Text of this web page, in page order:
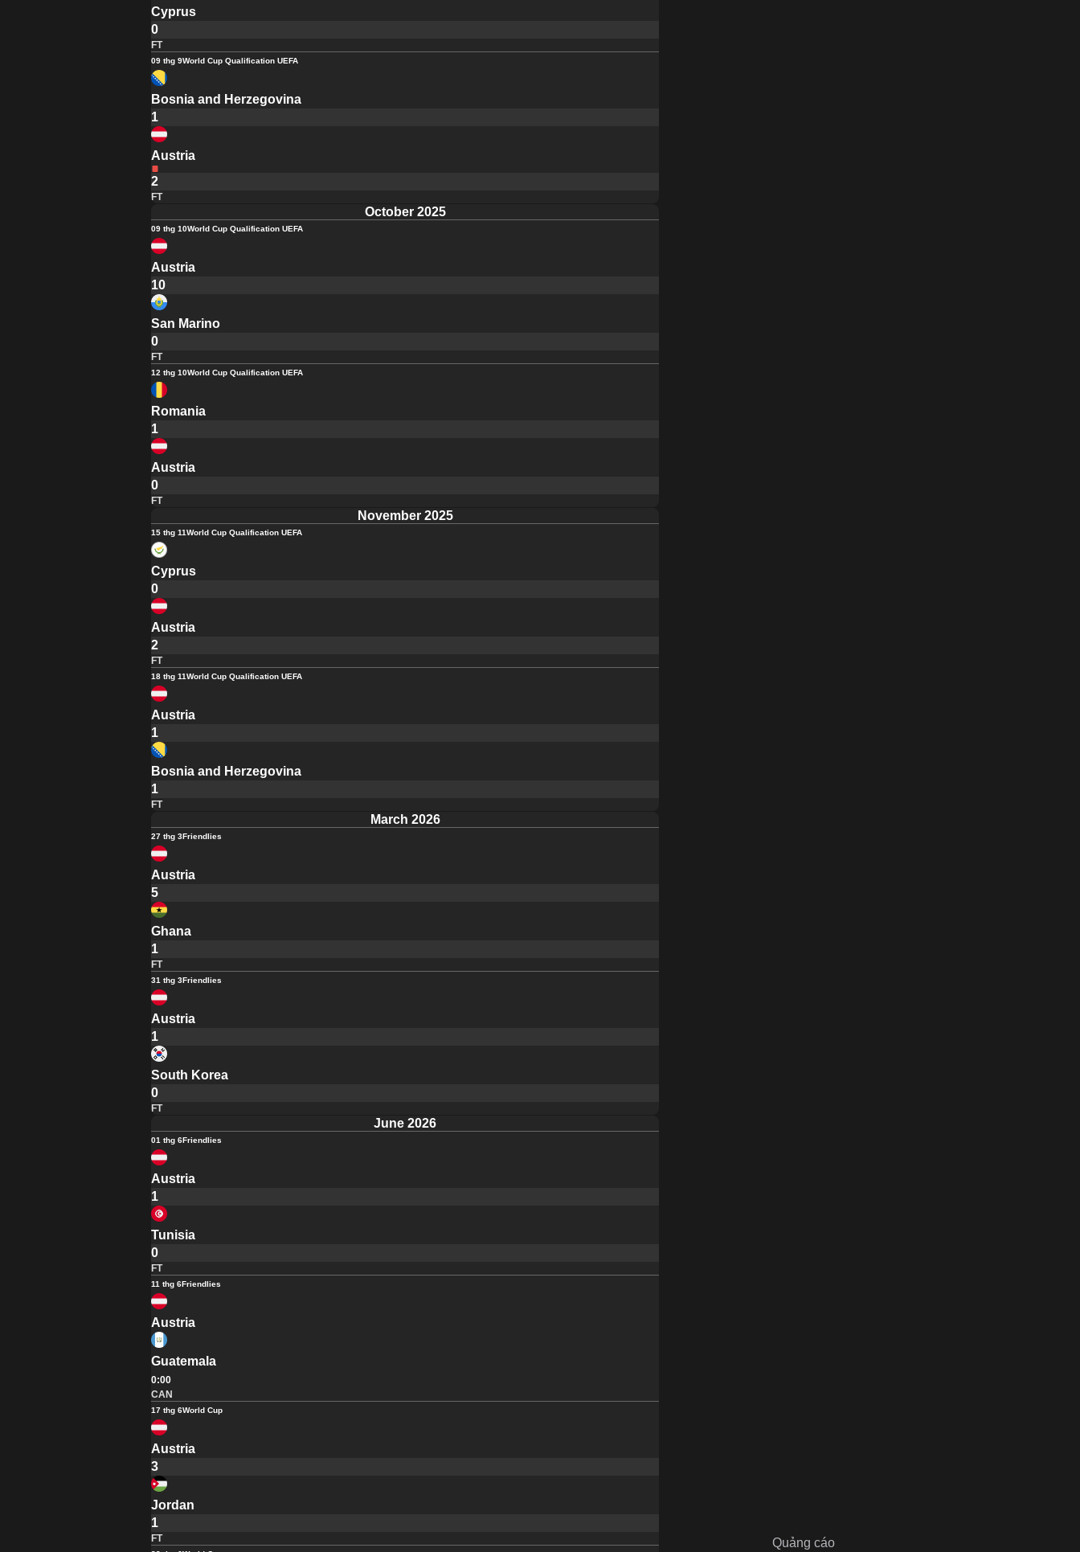
Cyprus
0
FT
09 thg 9World Cup Qualification UEFA
Bosnia and Herzegovina
1
Austria
2
FT
October 2025
09 thg 10World Cup Qualification UEFA
Austria
10
San Marino
0
FT
12 thg 10World Cup Qualification UEFA
Romania
1
Austria
0
FT
November 2025
15 thg 11World Cup Qualification UEFA
Cyprus
0
Austria
2
FT
18 thg 11World Cup Qualification UEFA
Austria
1
Bosnia and Herzegovina
1
FT
March 2026
27 thg 3Friendlies
Austria
5
Ghana
1
FT
31 thg 3Friendlies
Austria
1
South Korea
0
FT
June 2026
01 thg 6Friendlies
Austria
1
Tunisia
0
FT
11 thg 6Friendlies
Austria
Guatemala
0:00
CAN
17 thg 6World Cup
Austria
3
Jordan
1
FT